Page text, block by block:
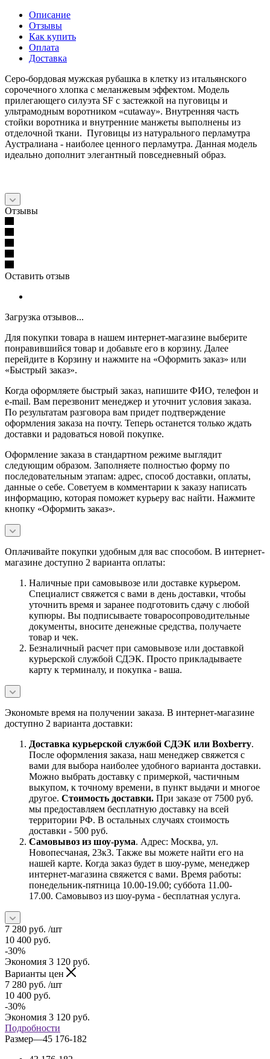
Описание
Отзывы
Как купить
Оплата
Доставка
Серо-бордовая мужская рубашка в клетку из итальянского
сорочечного хлопка с меланжевым эффектом. Модель
прилегающего силуэта SF с застежкой на пуговицы и
ультрамодным воротником «cutaway». Внутренняя часть
стойки воротника и внутренние манжеты выполнены из
отделочной ткани. Пуговицы из натурального перламутра
Аустралиана - наиболее ценного перламутра. Данная модель
идеально дополнит элегантный повседневный образ.
Отзывы
Оставить отзыв
Загрузка отзывов...
Для покупки товара в нашем интернет-магазине выберите
понравившийся товар и добавьте его в корзину. Далее
перейдите в Корзину и нажмите на «Оформить заказ» или
«Быстрый заказ».
Когда оформляете быстрый заказ, напишите ФИО, телефон и
e-mail. Вам перезвонит менеджер и уточнит условия заказа.
По результатам разговора вам придет подтверждение
оформления заказа на почту. Теперь останется только ждать
доставки и радоваться новой покупке.
Оформление заказа в стандартном режиме выглядит
следующим образом. Заполняете полностью форму по
последовательным этапам: адрес, способ доставки, оплаты,
данные о себе. Советуем в комментарии к заказу написать
информацию, которая поможет курьеру вас найти. Нажмите
кнопку «Оформить заказ».
Оплачивайте покупки удобным для вас способом. В интернет-
магазине доступно 2 варианта оплаты:
Наличные при самовывозе или доставке курьером.
Специалист свяжется с вами в день доставки, чтобы
уточнить время и заранее подготовить сдачу с любой
купюры. Вы подписываете товаросопроводительные
документы, вносите денежные средства, получаете
товар и чек.
Безналичный расчет при самовывозе или доставкой
курьерской службой СДЭК. Просто прикладываете
карту к терминалу, и покупка - ваша.
Экономьте время на получении заказа. В интернет-магазине
доступно 2 варианта доставки:
Доставка курьерской службой СДЭК или Boxberry.
После оформления заказа, наш менеджер свяжется с
вами для выбора наиболее удобного варианта доставки.
Можно выбрать доставку с примеркой, частичным
выкупом, к точному времени, в пункт выдачи и многое
другое. Стоимость доставки. При заказе от 7500 руб.
мы предоставляем бесплатную доставку на всей
территории РФ. В остальных случаях стоимость
доставки - 500 руб.
Самовывоз из шоу-рума. Адрес: Москва, ул.
Новопесчаная, 23к3. Также вы можете найти его на
нашей карте. Когда заказ будет в шоу-руме, менеджер
интернет-магазина свяжется с вами. Время работы:
понедельник-пятница 10.00-19.00; суббота 11.00-
17.00. Самовывоз из шоу-рума - бесплатная услуга.
7 280 руб. /шт
10 400 руб.
-30%
Экономия 3 120 руб.
Варианты цен
7 280 руб. /шт
10 400 руб.
-30%
Экономия 3 120 руб.
Подробности
Размер—45 176-182